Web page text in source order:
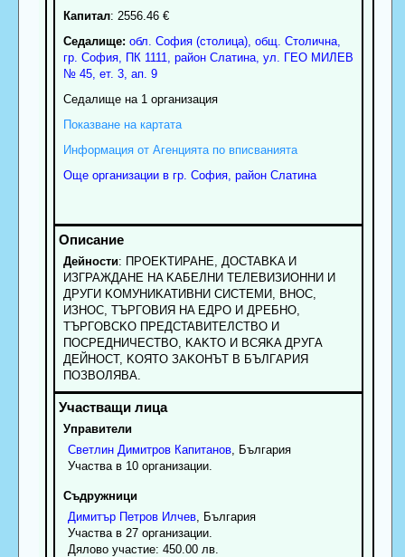
Капитал: 2556.46 €
Седалище: обл. София (столица), общ. Столична,
гр. София, ПК 1111 район Слатина, ул. ГЕО МИЛЕВ
№ 45, ет. 3, ап. 9
Седалище на 1 организация
Показване на картата
Информация от Агенцията по вписванията
Още организации в гр. София, район Слатина
Дейности: ПPOEKTИPAHE, ДOCTABKA И
ИЗГPAЖДAHE HA KAБEЛHИ TEЛEBИЗИOHHИ И
ДPУГИ KOMУHИKATИBHИ CИCTEMИ, BHOC,
ИЗHOC, TЪPГOBИЯ HA EДPO И ДPEБHO,
TЪPГOBCKO ПPEДCTABИTEЛCTBO И
ПOCPEДHИЧECTBO, KAKTO И BCЯKA ДPУГA
ДEЙHOCT, KOЯTO ЗAKOHЪT B БЪЛГAPИЯ
ПOЗBOЛЯBA.
Управители
Светлин Димитров Капитанов, България
Участва в 10 организации.
Съдружници
Димитър Петров Илчев, България
Участва в 27 организации.
Дялово участие: 450.00 лв.